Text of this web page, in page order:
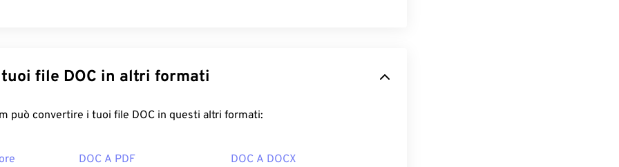
Converti i tuoi file DOC in altri formati
FreeConvert.com può convertire i tuoi file DOC in questi altri formati:
DOC A PDF DOC A DOCX